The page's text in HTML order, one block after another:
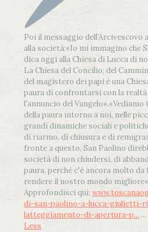
Poi il messaggio dell’Arcivescovo
alla società:«Io mi immagino che
dica oggi alla Chiesa di Lucca di
La Chiesa del Concilio, del
del magistero dei papi è una
paura di confrontarsi con la
l'annuncio del Vangelo».
della paura intorno a noi, nelle
grandi dinamiche sociali e
di riarmo, di chiusura e di
fronte a questo, San Paolino
società di non chiudersi, di
paura, perché c'è ancora molto da
rendere il nostro mondo migliore»
Approfondisci qui:
di-san-paolino-a-lucca-giulietti-
latteggiamento-di-apertura-p... ...
Less